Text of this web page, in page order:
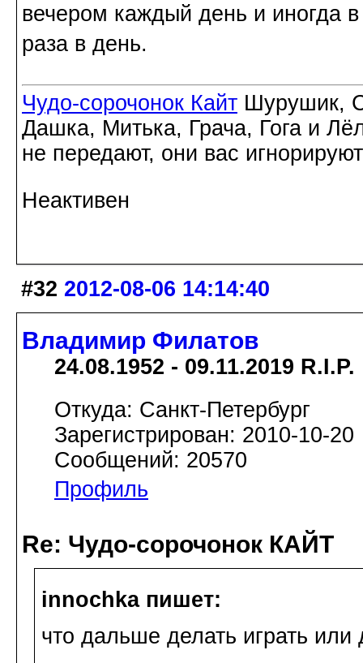
вечером каждый день и иногда
раза в день.
Чудо-сорочонок Кайт Шурушик,
Дашка, Митька, Грача, Гога и
не передают, они вас игнорируют
Неактивен
#32 2012-08-06 14:14:40
Владимир Филатов
24.08.1952 - 09.11.2019 R.I.P.
Откуда: Санкт-Петербург
Зарегистрирован: 2010-10-20
Сообщений: 20570
Профиль
Re: Чудо-сорочонок КАЙТ
innochka пишет:
что дальше делать играть или